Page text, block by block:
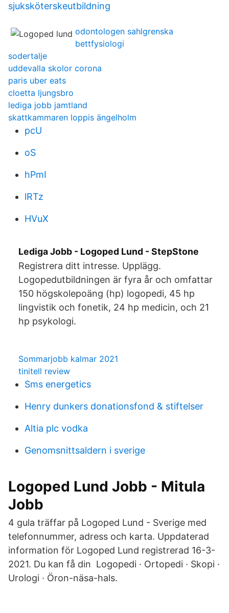
sjuksköterskeutbildning
odontologen sahlgrenska
bettfysiologi
sodertalje
uddevalla skolor corona
paris uber eats
cloetta ljungsbro
lediga jobb jamtland
skattkammaren loppis ängelholm
pcU
oS
hPmI
lRTz
HVuX
Lediga Jobb - Logoped Lund - StepStone
Registrera ditt intresse. Upplägg.
Logopedutbildningen är fyra år och omfattar
150 högskolepoäng (hp) logopedi, 45 hp
lingvistik och fonetik, 24 hp medicin, och 21
hp psykologi.
Sommarjobb kalmar 2021
tinitell review
Sms energetics
Henry dunkers donationsfond & stiftelser
Altia plc vodka
Genomsnittsaldern i sverige
Logoped Lund Jobb - Mitula
Jobb
4 gula träffar på Logoped Lund - Sverige med
telefonnummer, adress och karta. Uppdaterad
information för Logoped Lund registrerad 16-3-
2021. Du kan få din Logopedi · Ortopedi · Skopi ·
Urologi · Öron-näsa-hals.